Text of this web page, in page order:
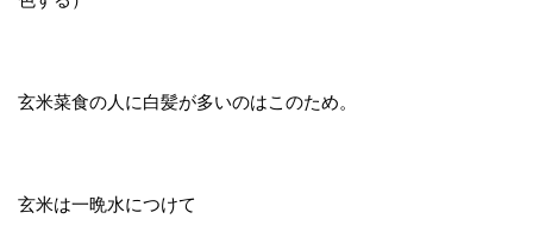
玄米菜食の人に白髪が多いのはこのため。
玄米は一晩水につけて